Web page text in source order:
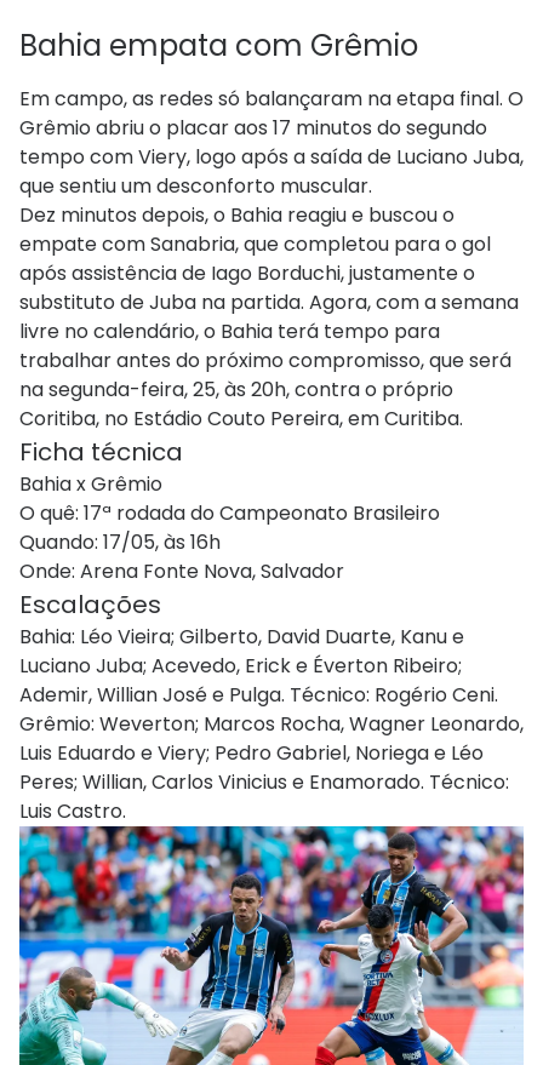
Bahia empata com Grêmio
Em campo, as redes só balançaram na etapa final. O
Grêmio abriu o placar aos 17 minutos do segundo
tempo com Viery, logo após a saída de Luciano Juba,
que sentiu um desconforto muscular.
Dez minutos depois, o Bahia reagiu e buscou o
empate com Sanabria, que completou para o gol
após assistência de Iago Borduchi, justamente o
substituto de Juba na partida. Agora, com a semana
livre no calendário, o Bahia terá tempo para
trabalhar antes do próximo compromisso, que será
na segunda-feira, 25, às 20h, contra o próprio
Coritiba, no Estádio Couto Pereira, em Curitiba.
Ficha técnica
Bahia x Grêmio
O quê: 17ª rodada do Campeonato Brasileiro
Quando: 17/05, às 16h
Onde: Arena Fonte Nova, Salvador
Escalações
Bahia: Léo Vieira; Gilberto, David Duarte, Kanu e
Luciano Juba; Acevedo, Erick e Éverton Ribeiro;
Ademir, Willian José e Pulga. Técnico: Rogério Ceni.
Grêmio: Weverton; Marcos Rocha, Wagner Leonardo,
Luis Eduardo e Viery; Pedro Gabriel, Noriega e Léo
Peres; Willian, Carlos Vinicius e Enamorado. Técnico:
Luis Castro.